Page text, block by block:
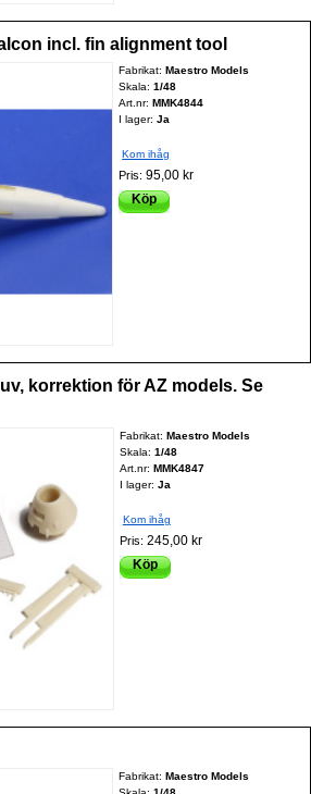
incl. fin alignment tool
Fabrikat: Maestro Models
Skala:1/48
Art.nr: MMK4844
I lager: Ja
Kom ihåg
Pris:95,00 kr
Köp
korrektion för AZ models. Se
Fabrikat: Maestro Models
Skala: 1/48
Art.nr: MMK4847
I lager: Ja
Kom ihåg
Pris: 245,00 kr
Köp
Fabrikat: Maestro Models